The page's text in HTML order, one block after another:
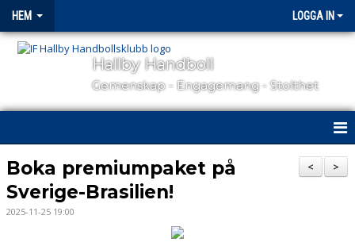
HEM LOGGA IN
Hallby Handboll
Gemenskap - Engagemang - Stolthet
HEM
HALLBY I SAMHÄLLET
>
<
Boka premiumpaket på
Sverige-Brasilien!
2025-11-25 19:00